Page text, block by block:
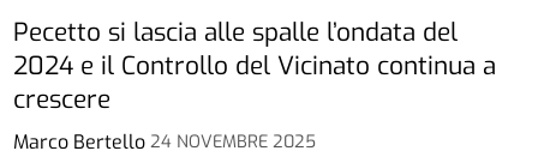
Marco Bertello 24 NOVEMBRE 2025
Pecetto si lascia alle spalle l’ondata del
2024 e il Controllo del Vicinato continua a
crescere